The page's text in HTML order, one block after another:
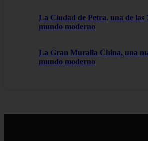
La Ciudad de Petra, una de las
mundo moderno
La Gran Muralla China, una
mundo moderno